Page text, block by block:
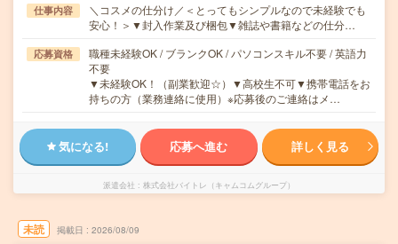
仕事内容
＼コスメの仕分け／＜とってもシンプルなので未経験でも
安心！＞▼封入作業及び梱包▼雑誌や書籍などの仕分…
応募資格
職種未経験OK / ブランクOK / パソコンスキル不要 / 英語力
不要
▼未経験OK！（副業歓迎☆）▼高校生不可▼携帯電話をお
持ちの方（業務連絡に使用）※応募後のご連絡はメ…
気になる! 応募へ進む 詳しく見る
派遣会社 株式会社バイトレ（キャムコムグループ）
未読 掲載日 2026/08/09